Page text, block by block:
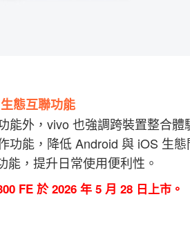
態互聯功能
能外，vivo 也強調跨裝置整合
功能，降低 Android 與 iOS 生
能，提升日常使用便利性。
FE 於 2026 年 5 月 28 日上市。